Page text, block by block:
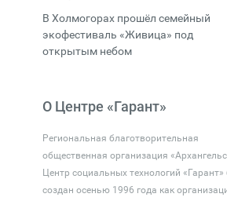
В Холмогорах прошёл семейный
экофестиваль «Живица» под
открытым небом
О Центре «Гарант»
Региональная благотворительная
общественная организация
Центр социальных технологий «Гарант»
создан осенью 1996 года как